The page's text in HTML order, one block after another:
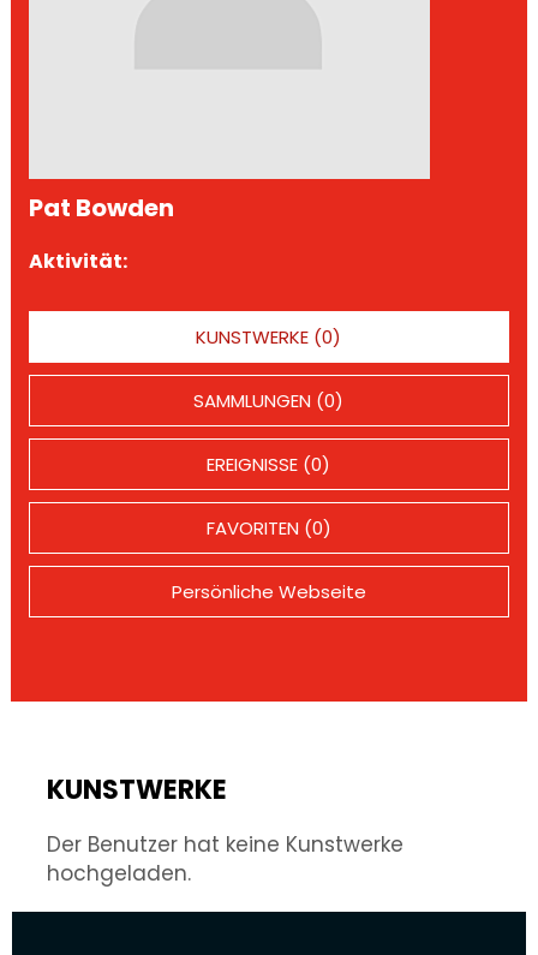
Pat Bowden
Aktivität:
KUNSTWERKE (0)
SAMMLUNGEN (0)
EREIGNISSE (0)
FAVORITEN (0)
Persönliche Webseite
KUNSTWERKE
Der Benutzer hat keine Kunstwerke
hochgeladen.